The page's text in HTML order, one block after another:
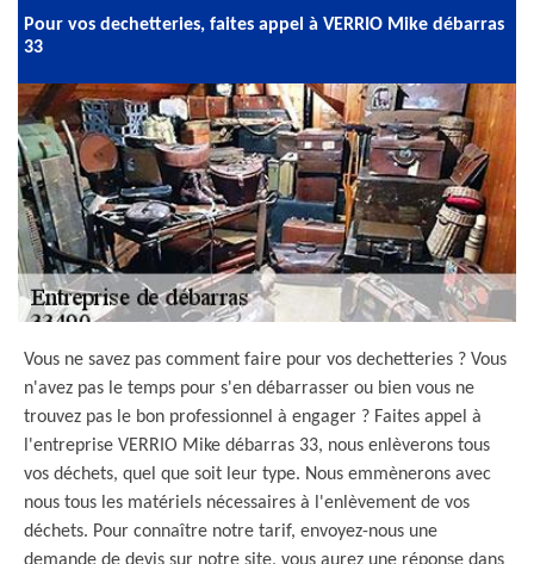
Pour vos dechetteries, faites appel à VERRIO Mike débarras
33
Vous ne savez pas comment faire pour vos dechetteries ? Vous
n'avez pas le temps pour s'en débarrasser ou bien vous ne
trouvez pas le bon professionnel à engager ? Faites appel à
l'entreprise VERRIO Mike débarras 33, nous enlèverons tous
vos déchets, quel que soit leur type. Nous emmènerons avec
nous tous les matériels nécessaires à l'enlèvement de vos
déchets. Pour connaître notre tarif, envoyez-nous une